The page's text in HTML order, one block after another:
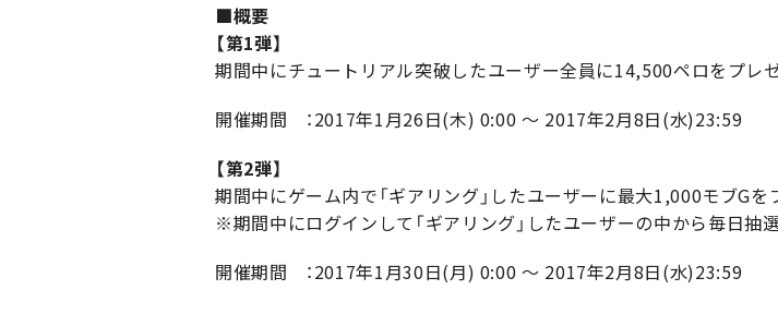
■概要
【第1弾】
期間中にチュートリアル突破したユーザー全員に14,500ペロをプレゼ
開催期間 ：2017年1月26日(木) 0:00 ～ 2017年2月8日(水)23:59
【第2弾】
期間中にゲーム内で「ギアリング」したユーザーに最大1,000モブGを
※期間中にログインして「ギアリング」したユーザーの中から毎日抽
開催期間 ：2017年1月30日(月) 0:00 ～ 2017年2月8日(水)23:59